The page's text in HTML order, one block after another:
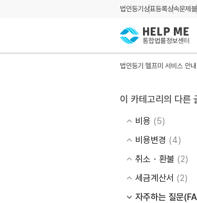
법인등기 상표등록상속문제
법인등기 헬프미 서비스 안내
이 카테고리의 다른
비용 (5)
비용변경 (4)
취소・환불 (2)
세금계산서 (2)
자주하는 질문